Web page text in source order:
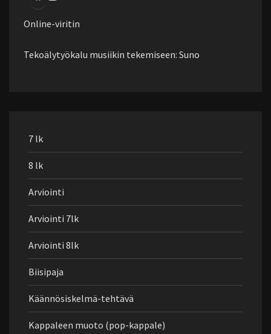
Online-viritin
Tekoälytyökalu musiikin tekemiseen: Suno
7 lk
8 lk
Arviointi
Arviointi 7lk
Arviointi 8lk
Biisipaja
Käännösiskelmä-tehtävä
Kappaleen muoto (pop-kappale)